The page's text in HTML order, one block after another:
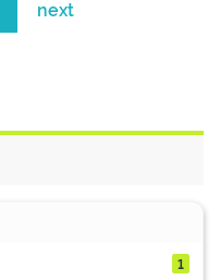
next
1